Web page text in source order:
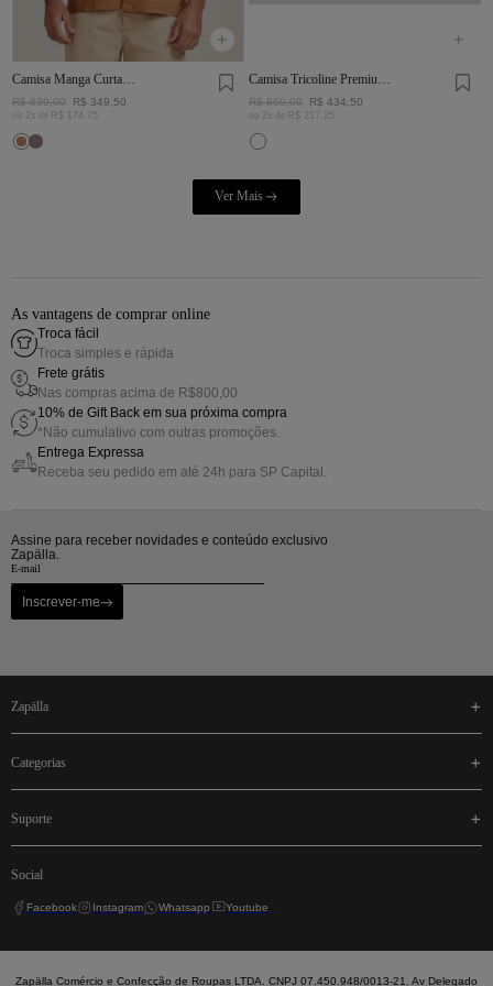
Camisa Manga Curta
Linho Tinturado Charuto
R$ 699,00 R$ 349 50
ou 2 x de R$ 174 75
Camisa Tricoline Premium
Mini Quadros Marinho e
Off White
R$ 869,00 R$ 434 50
ou 2 x de R$ 217 25
As vantagens de comprar online
Troca fácil
Troca simples e rápida
Frete grátis
Nas compras acima de R$800,00
10% de Gift Back em sua próxima compra
*Não cumulativo com outras promoções.
Entrega Expressa
Receba seu pedido em até 24h para SP Capital.
Assine para receber novidades e conteúdo exclusivo
Zapälla.
Inscrever-me
zapälla
categorias
suporte
social
Facebook Instagram Whatsapp Youtube
Zapälla Comércio e Confecção de Roupas LTDA. CNPJ 07.450.948/0013-21. Av Delegado